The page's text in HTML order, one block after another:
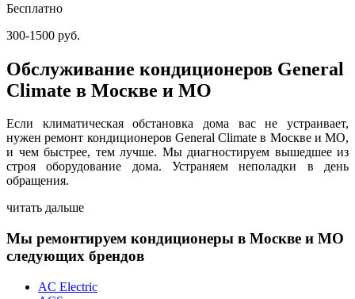
Бесплатно
300-1500 руб.
Обслуживание кондиционеров General
Climate в Москве и МО
Если климатическая обстановка дома вас не устраивает,
нужен ремонт кондиционеров General Climate в Москве и МО,
и чем быстрее, тем лучше. Мы диагностируем вышедшее из
строя оборудование дома. Устраняем неполадки в день
обращения.
читать дальше
Мы ремонтируем кондиционеры в Москве и МО
следующих брендов
AC Electric